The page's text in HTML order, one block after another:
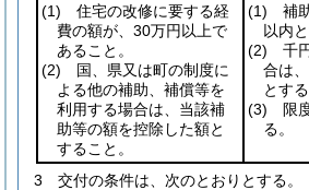
(1) 住宅の改修に要する経
費の額が、30万円以上で
あること。
(2) 国、県又は町の制度に
よる他の補助、補償等を
利用する場合は、当該補
助等の額を控除した額と
すること。
(1) 補
以内
(2) 千
合は
とする
(3) 限
る。
3
交付の条件は、次のとおりとする。